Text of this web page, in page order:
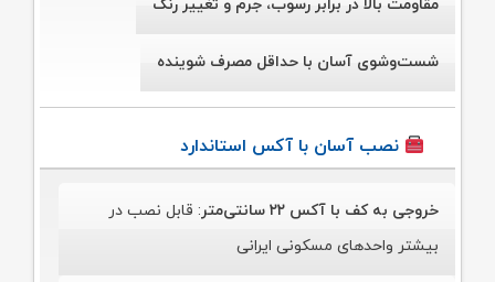
مقاومت بالا در برابر رسوب، جرم و تغییر رنگ
شست‌وشوی آسان با حداقل مصرف شوینده
نصب آسان با آکس استاندارد
خروجی به کف با آکس ۲۲ سانتی‌متر
: قابل نصب در
بیشتر واحدهای مسکونی ایرانی